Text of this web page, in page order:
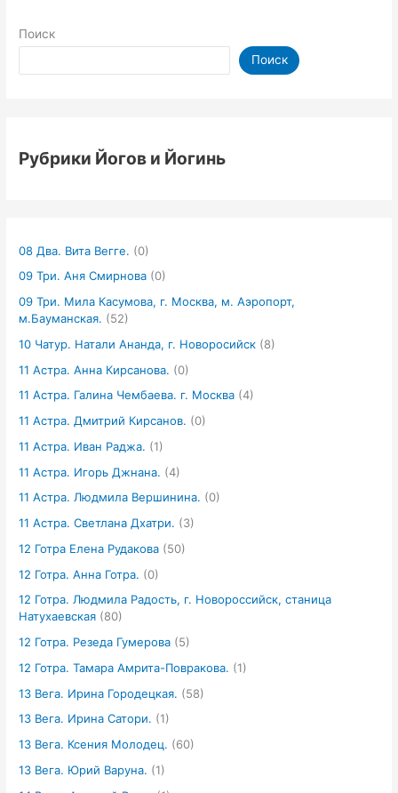
Поиск
Поиск
Рубрики Йогов и Йогинь
08 Два. Вита Вегге. (0)
09 Три. Аня Смирнова (0)
09 Три. Мила Касумова, г. Москва, м. Аэропорт,
м.Бауманская. (52)
10 Чатур. Натали Ананда, г. Новоросийск (8)
11 Астра. Анна Кирсанова. (0)
11 Астра. Галина Чембаева. г. Москва (4)
11 Астра. Дмитрий Кирсанов. (0)
11 Астра. Иван Раджа. (1)
11 Астра. Игорь Джнана. (4)
11 Астра. Людмила Вершинина. (0)
11 Астра. Светлана Дхатри. (3)
12 Готра Елена Рудакова (50)
12 Готра. Анна Готра. (0)
12 Готра. Людмила Радость, г. Новороссийск, станица
Натухаевская (80)
12 Готра. Резеда Гумерова (5)
12 Готра. Тамара Амрита-Повракова. (1)
13 Вега. Ирина Городецкая. (58)
13 Вега. Ирина Сатори. (1)
13 Вега. Ксения Молодец. (60)
13 Вега. Юрий Варуна. (1)